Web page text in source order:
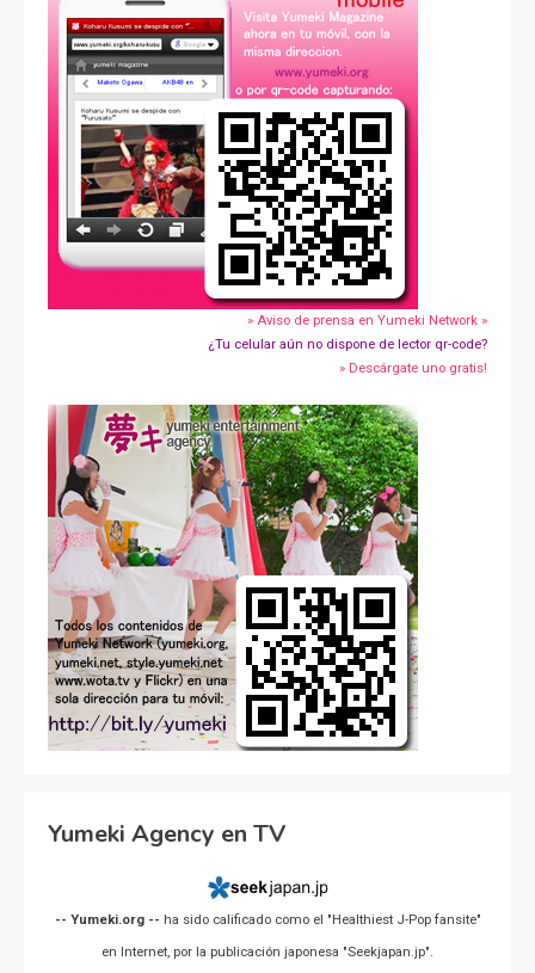
» Aviso de prensa en Yumeki Network »
¿Tu celular aún no dispone de lector qr-code?
» Descárgate uno gratis!
Yumeki Agency en TV
-- Yumeki.org -- ha sido calificado como el "Healthiest J-Pop fansite"
en Internet, por la publicación japonesa "Seekjapan.jp".